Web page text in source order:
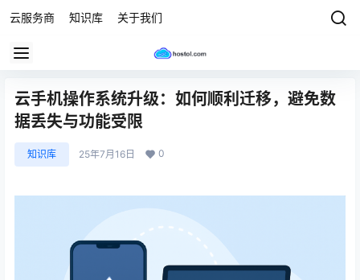
云服务商 知识库 关于我们
云手机操作系统升级：如何顺利迁移，避免数
据丢失与功能受限
知识库 25年7月16日 0